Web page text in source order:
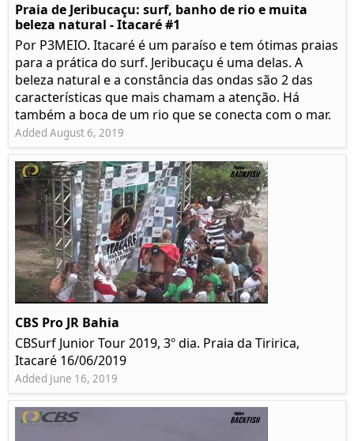
Praia de Jeribucaçu: surf, banho de rio e muita
beleza natural - Itacaré #1
Por P3MEIO. Itacaré é um paraíso e tem ótimas praias
para a prática do surf. Jeribucaçu é uma delas. A
beleza natural e a constância das ondas são 2 das
características que mais chamam a atenção. Há
também a boca de um rio que se conecta com o mar.
Added August 6, 2019
CBS Pro JR Bahia
CBSurf Junior Tour 2019, 3º dia. Praia da Tiririca,
Itacaré 16/06/2019
Added June 16, 2019